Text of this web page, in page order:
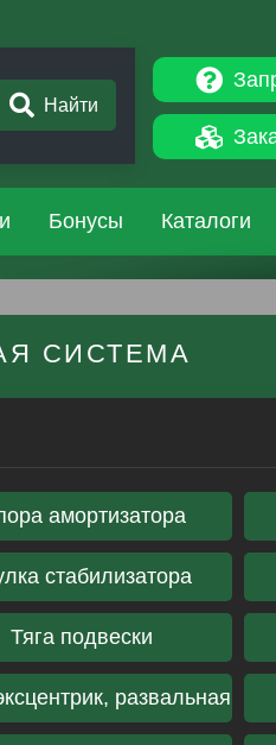
Найти
Бонусы Каталоги
СИСТЕМА​​​​
амортизатора
стабилизатора
Тяга подвески
развальная